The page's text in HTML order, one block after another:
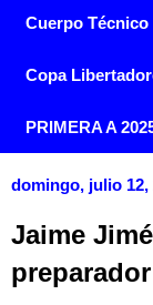
Cuerpo Técnico
Copa
PRIMERA A
domingo, julio 12,
Jaime